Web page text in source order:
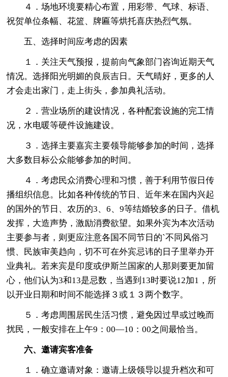
４．场地环境要精心布置，用彩带、气球、标语、
祝贺单位条幅、花篮、牌匾等烘托喜庆热烈气氛。
五、选择时间应考虑的因素
１．关注天气预报，提前向气象部门咨询近期天气
情况。选择阳光明媚的良辰吉日。天气晴好，更多的人
才会走出家门，走上街头，参加典礼活动。
２．营业场所的建设情况，各种配套设施的完工情
况，水电暖等硬件设施建设。
３．选择主要嘉宾主要领导能够参加的时间，选择
大多数目标公众能够参加的时间。
４．考虑民众消费心理和习惯，善于利用节假日传
播组织信息。比如各种传统的节日、近年来在国内兴起
的国外的节日、农历的3、6、9等结婚较多的日子。借机
发挥，大造声势，激励消费欲望。如果外宾为本次活动
主要参与者，则更应注意各国不同节日的`不同风俗习
惯、民族审美趋向，切不可在外宾忌讳的日子里举办开
业典礼。若来宾是印度或伊斯兰国家的人那则要更加留
心，他们认为3和13是忌数，当遇到13时要说12加1，所
以开业日期和时间不能选择３或１３两个数字。
５．考虑周围居民生活习惯，避免因过早或过晚而
扰民，一般安排在上午9：00—10：00之间最恰当。
六、邀请宾客准备
１．确立邀请对象：邀请上级领导以提升档次和可